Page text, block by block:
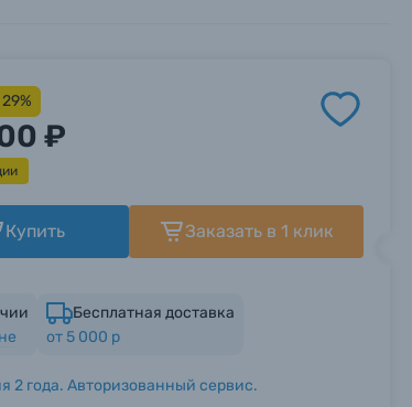
29%
₽
Купить Заказать в 1 клик
Бесплатная доставка
от 5 000 р
2 года. Авторизованный сервис.